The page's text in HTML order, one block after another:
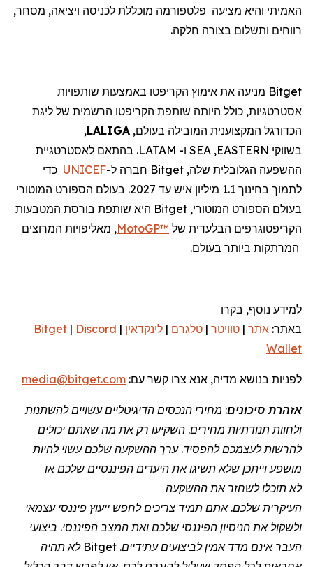
האמיתי והיא מציעה פלטפורמה מוכללת לכניסה ויציאה, מסחר,
רווחים ותשלום בצורה חלקה.
Bitget מניעה את אימוץ הקריפטו באמצעות שותפויות
אסטרטגיות, כולל היותה שותפת הקריפטו הרשמית של ליגת
הכדורגל המקצוענית המובילה בעולם, LALIGA
,
בשווקי EASTERN
,
SEA ו- LATAM. בהתאם לאסטרטגיית
ההשפעה הגלובלית שלה, Bitget חברה ל-UNICEF כדי
לתמוך בחינוך 1.1 מיליון איש עד 2027. בעולם הספורט המוטורי
בעולם הספורט המוטורי, Bitget היא שותפת בורסת המטבעות
הקריפטוגרפים הבלעדית של MotoGP™, מאליפויות המרוצים
המרתקות ביותר בעולם.
למידע נוסף, בקרו
באתר: אתר | טוויטר | טלגרם | לינקדאין |
Discord
|
Bitget
Wallet
לפניות בנושא מדיה, אנא צרו קשר עם: media@bitget.com
אזהרת סיכונים: מחירי הנכסים הדיגיטליים עשויים להשתנות
ולחוות תנודתיות מחירים. השקיעו רק את מה שאתם יכולים
להרשות לעצמכם להפסיד. ערך ההשקעה שלכם עשוי להיות
מושפע וייתכן שלא תשיגו את היעדים הפיננסיים שלכם או
לא תוכלו לשחזר את ההשקעה
העיקרית שלכם. אתם תמיד צריכים לחפש ייעוץ פיננסי עצמאי
ולשקול את הניסיון הפיננסי שלכם ואת המצב הפיננסי. ביצועי
העבר אינם מדד אמין לביצועים עתידיים. Bitget לא תהיה